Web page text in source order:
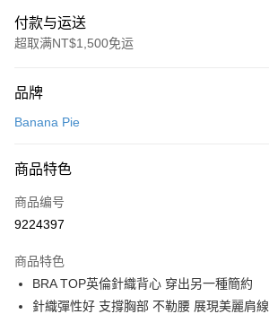
付款与运送
超取满NT$1,500免运
信用卡一次付款
LINE Pay
Apple Pay
Google Pay
PXPay Plus
品牌
Banana Pie
商品特色
商品编号
9224397
商品特色
BRA TOP英倫針織背心 穿出另一種簡約
針織彈性好 支撐胸部 不勒腰 展現美麗肩線